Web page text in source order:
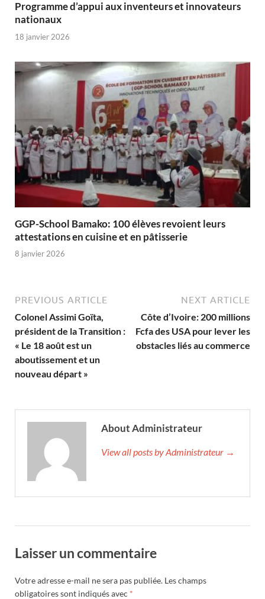
Programme d’appui aux inventeurs et innovateurs
nationaux
18 janvier 2026
GGP-School Bamako: 100 élèves revoient leurs
attestations en cuisine et en pâtisserie
8 janvier 2026
PREVIOUS ARTICLE
Colonel Assimi Goïta,
président de la Transition :
« Le 18 août est un
aboutissement et un
nouveau départ »
NEXT ARTICLE
Côte d’Ivoire: 200 millions
Fcfa des USA pour lever les
obstacles liés au commerce
About Administrateur
View all posts by Administrateur →
Laisser un commentaire
Votre adresse e-mail ne sera pas publiée. Les champs
obligatoires sont indiqués avec *